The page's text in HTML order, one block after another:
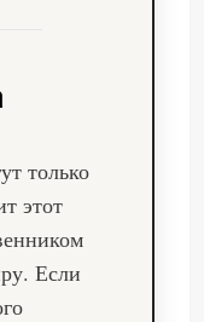
только
этот
Если